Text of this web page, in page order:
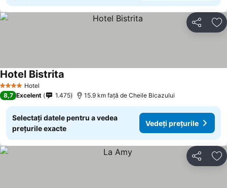
Distribuiți
4 Stele Hotel
Hotel Bistrita
8,7 Excelent 1.475 15.9 km faţă de Cheile Bicazului
Selectați datele pentru a vedea
prețurile exacte
Vedeți prețurile
Distribuiți